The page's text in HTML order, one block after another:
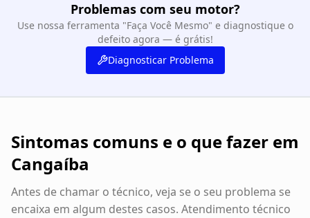
Problemas com seu motor?
Use nossa ferramenta "Faça Você Mesmo" e diagnostique o
defeito agora — é grátis!
Diagnosticar Problema
Sintomas comuns e o que fazer em
Cangaíba
Antes de chamar o técnico, veja se o seu problema se
encaixa em algum destes casos. Atendimento técnico